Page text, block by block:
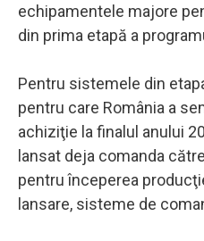
echipamentele majore
din prima etapă a
Pentru sistemele din
pentru care România a
achiziţie la finalul anului
lansat deja comanda
pentru începerea
lansare, sisteme de